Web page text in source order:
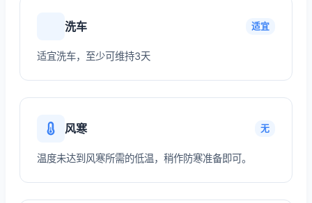
洗车 适宜
适宜洗车，至少可维持3天
风寒 无
温度未达到风寒所需的低温，稍作防寒准备即可。